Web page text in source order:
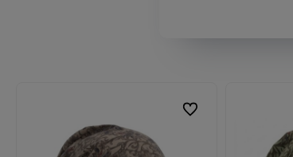
Do ulubionych
Do ulubionych